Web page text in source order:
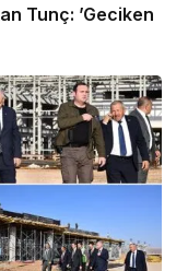
Tunç: ’Geciken